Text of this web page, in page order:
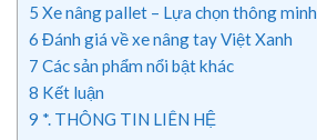
5 Xe nâng pallet – Lựa chọn thông
6 Đánh giá về xe nâng tay Việt Xanh
7 Các sản phẩm nổi bật khác
8 Kết luận
9 *. THÔNG TIN LIÊN HỆ